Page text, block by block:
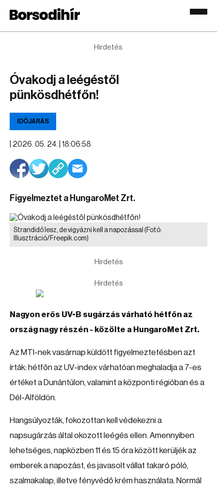
Hirdetés
Óvakodj a leégéstől
pünkösdhétfőn!
IDŐJÁRÁS
2026. 05. 24. | 18:06:58
Figyelmeztet a HungaroMet Zrt.
Strandidő lesz, de vigyázni kell a napozással (Fotó:
Illusztráció/Freepik.com)
Hirdetés
Hirdetés
Nagyon erős UV-B sugárzás várható hétfőn az
ország nagy részén - közölte a HungaroMet Zrt.
Az MTI-nek vasárnap küldött figyelmeztetésben azt
írták: hétfőn az UV-index várhatóan meghaladja a 7-es
értéket a Dunántúlon, valamint a központi régióban és a
Dél-Alföldön.
Hangsúlyozták, fokozottan kell védekezni a
napsugárzás által okozott leégés ellen. Amennyiben
lehetséges, napközben 11 és 15 óra között kerüljék az
emberek a napozást, és javasolt vállat takaró póló,
szalmakalap, illetve fényvédő krém használata. Normál